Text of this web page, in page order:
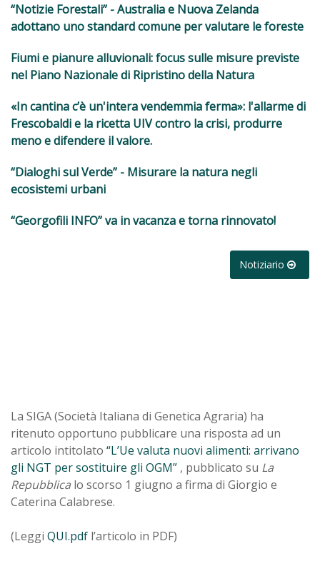
“Notizie Forestali” - Australia e Nuova Zelanda
adottano uno standard comune per valutare le foreste
Fiumi e pianure alluvionali: focus sulle misure previste
nel Piano Nazionale di Ripristino della Natura
«In cantina c’è un'intera vendemmia ferma»: l'allarme di
Frescobaldi e la ricetta UIV contro la crisi, produrre
meno e difendere il valore.
“Dialoghi sul Verde” - Misurare la natura negli
ecosistemi urbani
“Georgofili INFO” va in vacanza e torna rinnovato!
Notiziario
La SIGA (Società Italiana di Genetica Agraria) ha
ritenuto opportuno pubblicare una risposta ad un
articolo intitolato “L’Ue valuta nuovi alimenti: arrivano
gli NGT per sostituire gli OGM” , pubblicato su La
Repubblica lo scorso 1 giugno a firma di Giorgio e
Caterina Calabrese.
(Leggi QUI.pdf l’articolo in PDF)